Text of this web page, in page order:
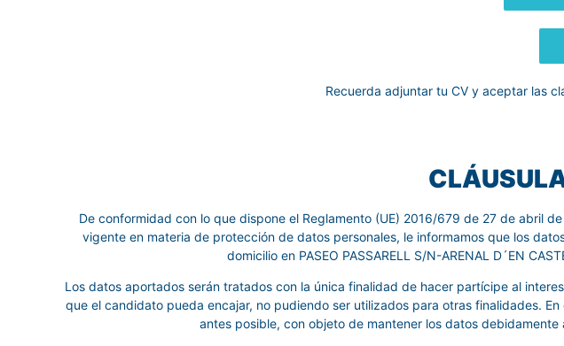
Recuerda adjuntar tu CV y aceptar las
De conformidad con lo que dispone el Reglamento (UE) 2016/679 de 27 de abril
vigente en materia de protección de datos personales, le informamos que los
domicilio en PASEO PASSARELL S/N-ARENAL D´EN
Los datos aportados serán tratados con la única finalidad de hacer partícipe al
que el candidato pueda encajar, no pudiendo ser utilizados para otras finalidades.
antes posible, con objeto de mantener los datos